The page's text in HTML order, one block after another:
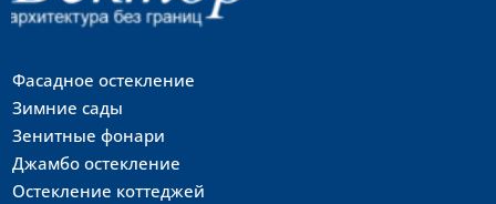
Фасадное остекление
Зимние сады
Зенитные фонари
Джамбо остекление
Остекление коттеджей